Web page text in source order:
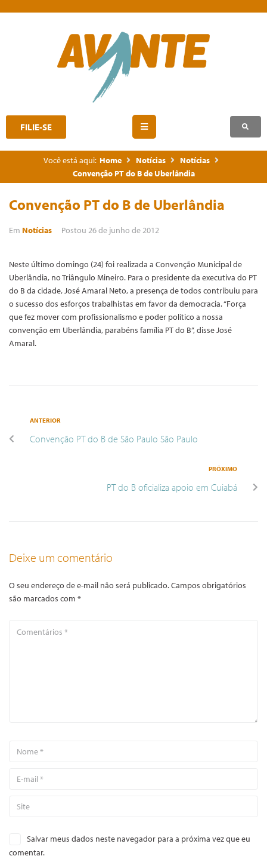
FILIE-SE
Você está aqui: Home Notícias
Notícias
Convenção PT do B de Uberlândia
Convenção PT do B de Uberlândia
Em Notícias Postou 26 de junho de 2012
Neste último domingo (24) foi realizada a Convenção Municipal de
Uberlândia, no Triângulo Mineiro. Para o presidente da executiva do PT
do B da cidade, José Amaral Neto, a presença de todos contribuiu para
o sucesso dos esforços trabalhistas em favor da democracia. “Força
que fez mover com profissionalismo e poder político a nossa
convenção em Uberlândia, parabéns família PT do B”, disse José
Amaral.
ANTERIOR
Convenção PT do B de São Paulo São Paulo
PRÓXIMO
PT do B oficializa apoio em Cuiabá
Deixe um comentário
O seu endereço de e-mail não será publicado.Campos obrigatórios
são marcados com *
Salvar meus dados neste navegador para a próxima vez que eu
comentar.